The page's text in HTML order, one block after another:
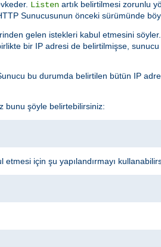
Listen artık belirtilmesi zorunlu
Sunucusunun önceki sürümünde
gelen istekleri kabul etmesini
bir IP adresi de belirtilmişse,
bu durumda belirtilen bütün IP
bunu şöyle belirtebilirsiniz:
için şu yapılandırmayı